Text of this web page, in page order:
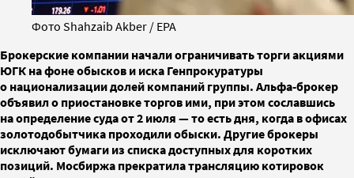
Фото Shahzaib Akber / EPA
Брокерские компании начали ограничивать торги акциями
ЮГК на фоне обысков и иска Генпрокуратуры
о национализации долей компаний группы. Альфа-брокер
объявил о приостановке торгов ими, при этом сославшись
на определение суда от 2 июля — то есть дня, когда в офисах
золотодобытчика проходили обыски. Другие брокеры
исключают бумаги из списка доступных для коротких
позиций. Мосбиржа прекратила трансляцию котировок